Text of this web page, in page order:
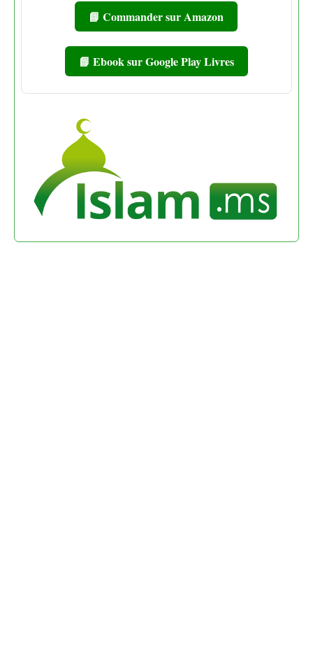
📘 Commander sur Amazon
📘 Ebook sur Google Play Livres